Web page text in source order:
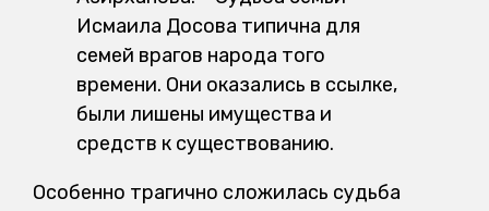
Исмаила Досова типична для
семей врагов народа того
времени. Они оказались в ссылке,
были лишены имущества и
средств к существованию.
Особенно трагично сложилась судьба